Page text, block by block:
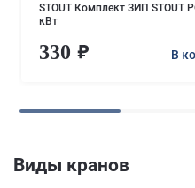
STOUT Комплект ЗИП STOUT
кВт
330 В
Виды кранов